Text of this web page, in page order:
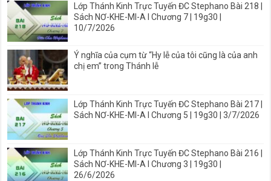
Lớp Thánh Kinh Trực Tuyến ĐC Stephano Bài 218 |
Sách NƠ-KHE-MI-A I Chương 7 | 19g30 |
10/7/2026
Ý nghĩa của cụm từ “Hy lễ của tôi cũng là của anh
chị em” trong Thánh lễ
Lớp Thánh Kinh Trực Tuyến ĐC Stephano Bài 217 |
Sách NƠ-KHE-MI-A I Chương 5 | 19g30 | 3/7/2026
Lớp Thánh Kinh Trực Tuyến ĐC Stephano Bài 216 |
Sách NƠ-KHE-MI-A I Chương 3 | 19g30 |
26/6/2026